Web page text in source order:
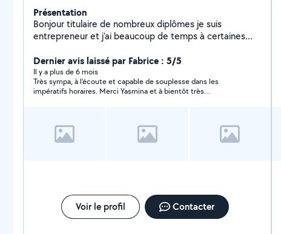
Présentation
Bonjour titulaire de nombreux diplômes je suis
entrepreneur et j'ai beaucoup de temps à certaines
mathématiques Aide aux devoirs Gardes d enfants
Gardes d'animaux Je peux également aider dans
d'autres domaines
Dernier avis laissé par Fabrice : 5/5
Il y a plus de 6 mois
Très sympa, à l'écoute et capable de souplesse dans les
impératifs horaires. Merci Yasmina et à bientôt très
Voir le profil Contacter